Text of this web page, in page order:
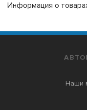
Информация о
Наши